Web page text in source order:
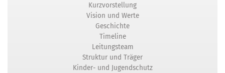
Kurzvorstellung
Vision und Werte
Geschichte
Timeline
Leitungsteam
Struktur und Träger
Kinder- und Jugendschutz